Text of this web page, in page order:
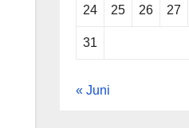
24 25 26 27
31
« Juni